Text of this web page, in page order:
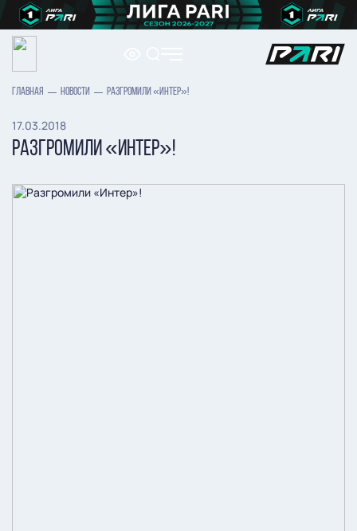
ГЛАВНАЯ НОВОСТИ РАЗГРОМИЛИ «ИНТЕР»!
17.03.2018
РАЗГРОМИЛИ «ИНТЕР»!